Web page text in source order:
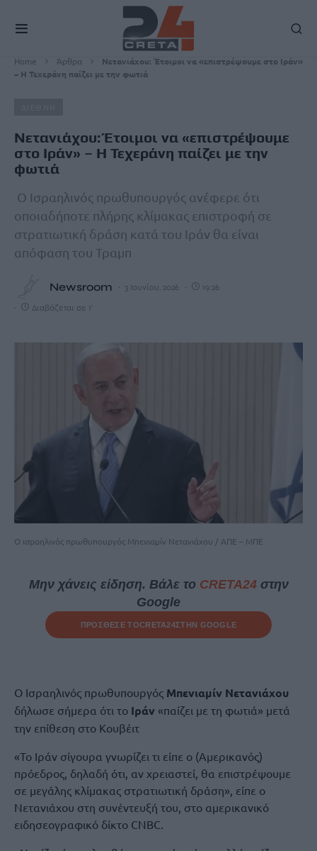
Home Άρθρα
Νετανιάχου: Έτοιμοι να «επιστρέψουμε στο Ιράν»
– Η Τεχεράνη παίζει με την φωτιά
Νετανιάχου: Έτοιμοι να «επιστρέψουμε
στο Ιράν» – Η Τεχεράνη παίζει με την
φωτιά
Ο Ισραηλινός πρωθυπουργός ανέφερε ότι
οποιαδήποτε πλήρης κλίμακας επιστροφή σε
στρατιωτική δράση κατά του Ιράν θα είναι
απόφαση του Τραμπ
Newsroom 3 Ιουνίου, 2026 19:26
Διαβάζεται σε 1'
Ο ισραηλινός πρωθυπουργός Μπενιαμίν Νετανιάχου / ΑΠΕ – ΜΠΕ
Μην χάνεις είδηση. Βάλε το CRETA24στην
Google
ΠΡΟΣΘΕΣΕ ΤΟCRETA24ΣΤΗΝ GOOGLE
Ο Ισραηλινός πρωθυπουργός Μπενιαμίν Νετανιάχου
δήλωσε σήμερα ότι το Ιράν «παίζει με τη φωτιά» μετά
την επίθεση στο Κουβέιτ
«Το Ιράν σίγουρα γνωρίζει τι είπε ο (Αμερικανός)
πρόεδρος, δηλαδή ότι, αν χρειαστεί, θα επιστρέψουμε
σε μεγάλης κλίμακας στρατιωτική δράση», είπε ο
Νετανιάχου στη συνέντευξή του, στο αμερικανικό
ειδησεογραφικό δίκτο CNBC.